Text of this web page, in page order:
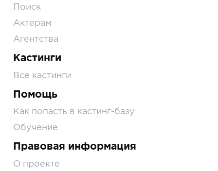
Поиск
Актерам
Агентства
Кастинги
Все кастинги
Помощь
Как попасть в кастинг-базу
Обучение
Правовая информация
О проекте